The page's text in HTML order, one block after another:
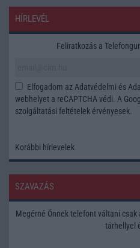
HÍRLEVÉL
Feliratkozás a
Elfogadom azAdatvédelmi és
webhelyet a reCAPTCHA védi. A
szolgáltatási feltételek érvényesek.
Korábbi hírlevelek
SZAVAZÁS
Megérné Önnek telefont váltani
tárhellyel